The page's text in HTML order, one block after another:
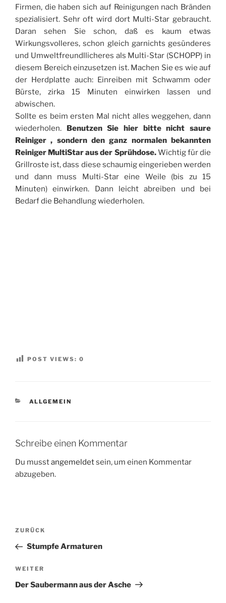
Firmen, die haben sich auf Reinigungen nach Bränden
spezialisiert. Sehr oft wird dort Multi-Star gebraucht.
Daran sehen Sie schon, daß es kaum etwas
Wirkungsvolleres, schon gleich garnichts gesünderes
und Umweltfreundllicheres als Multi-Star (SCHOPP) in
diesem Bereich einzusetzen ist. Machen Sie es wie auf
der Herdplatte auch: Einreiben mit Schwamm oder
Bürste, zirka 15 Minuten einwirken lassen und
abwischen.
Sollte es beim ersten Mal nicht alles weggehen, dann
wiederholen. Benutzen Sie hier bitte nicht saure
Reiniger , sondern den ganz normalen bekannten
Reiniger MultiStar aus der Sprühdose.Wichtig für die
Grillroste ist, dass diese schaumig eingerieben werden
und dann muss Multi-Star eine Weile (bis zu 15
Minuten) einwirken. Dann leicht abreiben und bei
Bedarf die Behandlung wiederholen.
POST VIEWS: 0
KATEGORIEN
ALLGEMEIN
Schreibe einen Kommentar
Du musstangemeldetsein, um einen Kommentar
abzugeben.
Beitragsnavigation
Vorheriger
Beitrag
ZURÜCK
Stumpfe Armaturen
Nächster
Beitrag
WEITER
Der Saubermann aus der Asche